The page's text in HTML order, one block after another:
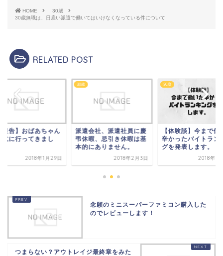
HOME
30歳
30歳無職は、日雇い派遣で働いてはいけなくなっている件について
RELATED POST
会社、派遣社員に慶
暇、忌引き休暇は基
2018年2月3日
30歳
【体験談】今まで働いた
辛かったバイトランキン
グを発表します。
2018年9月16日
30歳
【ご報告】おばあち
の葬式に行ってきま
た。
2018年1
念願のミニスーパーファミコン購入した
のでレビューします！
つまらない？アウトレイジ最終章をみた